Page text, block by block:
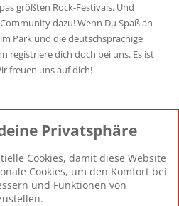
größten Rock-Festivals. Und
dazu! Wenn Du Spaß an
Park und die deutschsprachige
registriere dich doch bei uns. Es ist
freuen uns auf dich!
12.425
Toddster85
Privatsphäre
Cookies, damit diese Website
Cookies, um den Komfort bei
und Funktionen von